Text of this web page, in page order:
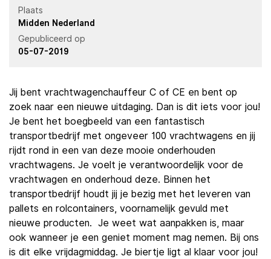
Plaats
Midden Nederland
Gepubliceerd op
05-07-2019
Jij bent vrachtwagenchauffeur C of CE en bent op
zoek naar een nieuwe uitdaging. Dan is dit iets voor jou!
Je bent het boegbeeld van een fantastisch
transportbedrijf met ongeveer 100 vrachtwagens en jij
rijdt rond in een van deze mooie onderhouden
vrachtwagens. Je voelt je verantwoordelijk voor de
vrachtwagen en onderhoud deze. Binnen het
transportbedrijf houdt jij je bezig met het leveren van
pallets en rolcontainers, voornamelijk gevuld met
nieuwe producten. Je weet wat aanpakken is, maar
ook wanneer je een geniet moment mag nemen. Bij ons
is dit elke vrijdagmiddag. Je biertje ligt al klaar voor jou!